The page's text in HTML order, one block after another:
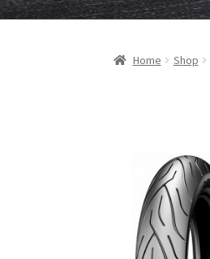
Home Shop